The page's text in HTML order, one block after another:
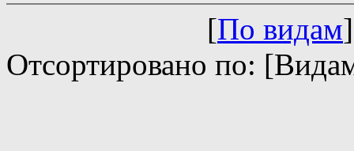
[По видам
Отсортировано по: